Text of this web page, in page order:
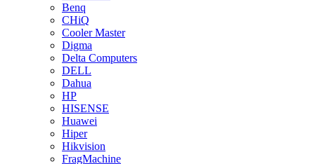
Benq
CHiQ
Cooler Master
Digma
Delta Computers
DELL
Dahua
HP
HISENSE
Huawei
Hiper
Hikvision
FragMachine